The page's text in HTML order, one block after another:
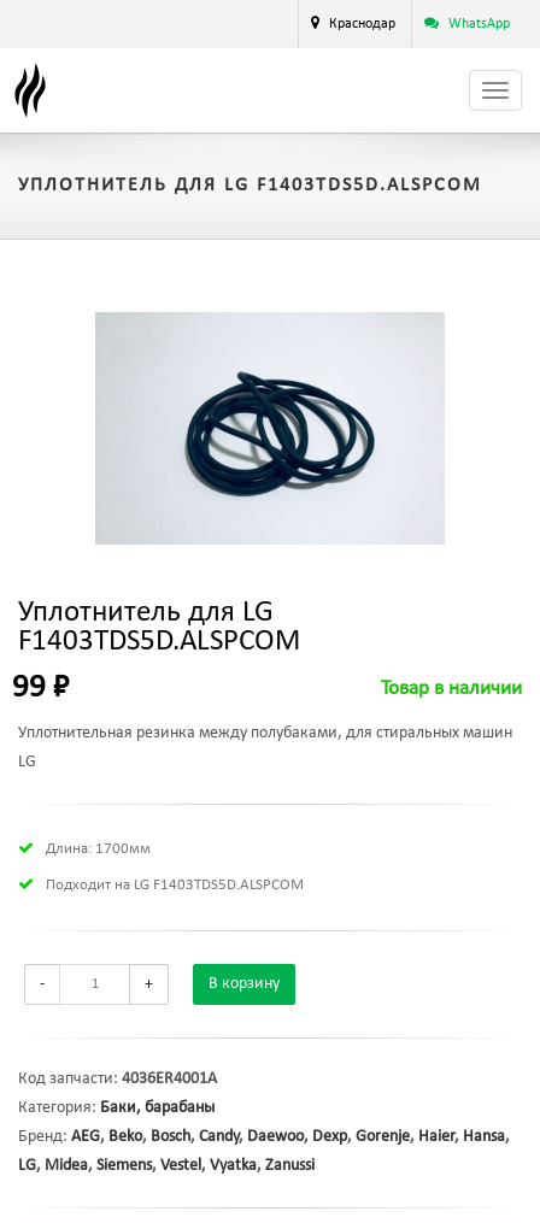
Краснодар WhatsApp
УПЛОТНИТЕЛЬ ДЛЯ LG F1403TDS5D.ALSPCOM
Уплотнитель для LG
F1403TDS5D.ALSPCOM
99 ₽ Товар в наличии
Уплотнительная резинка между полубаками, для стиральных машин
LG
Длина: 1700мм
Подходит на LG F1403TDS5D.ALSPCOM
- + В корзину
Код запчасти: 4036ER4001A
Категория: Баки, барабаны
Бренд: AEG, Beko, Bosch, Candy, Daewoo, Dexp, Gorenje, Haier, Hansa,
LG, Midea, Siemens, Vestel, Vyatka, Zanussi